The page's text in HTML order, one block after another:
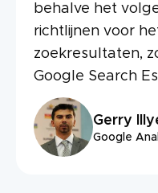
behalve het
richtlijnen voor
zoekresultaten,
Google Search
Gerry
Google